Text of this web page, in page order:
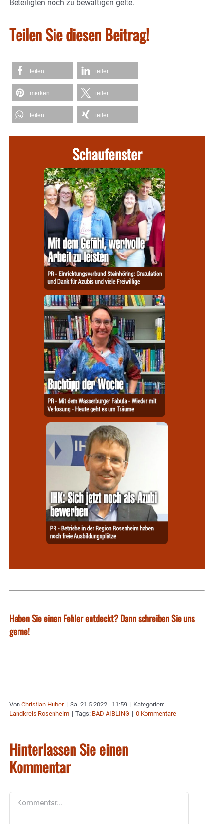
Beteiligten noch zu bewältigen gelte.
Teilen Sie diesen Beitrag!
teilen teilen
merken teilen
teilen teilen
Schaufenster
Haben Sie einen Fehler entdeckt? Dann schreiben Sie uns
gerne!
Von Christian Huber | Sa. 21.5.2022 - 11:59 | Kategorien:
Landkreis Rosenheim | Tags: BAD AIBLING | 0 Kommentare
Hinterlassen Sie einen
Kommentar